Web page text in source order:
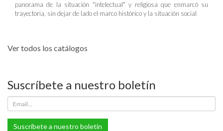
panorama de la situación "intelectual" y religiosa que enmarcó su
trayectoria, sin dejar de lado el marco histórico y la situación social
Ver todos los catálogos
Suscríbete a nuestro boletín
Suscríbete a nuestro boletín